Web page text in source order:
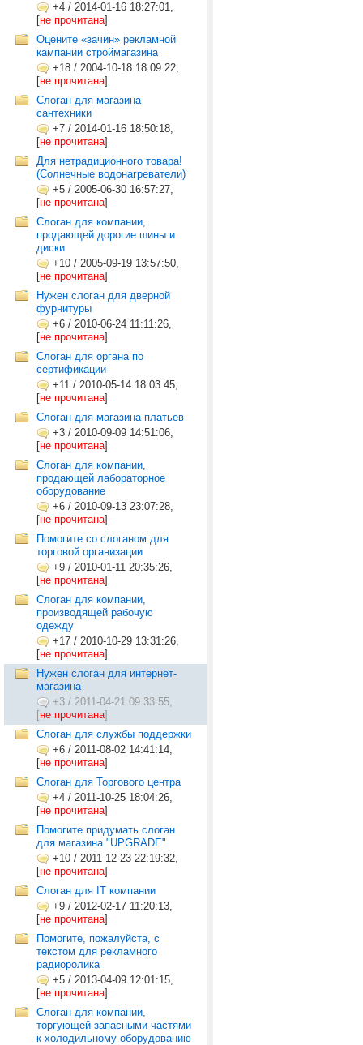
+4 / 2014-01-16 18:27:01,
[не прочитана]
Оцените «зачин» рекламной
кампании строймагазина
+18 / 2004-10-18 18:09:22,
[не прочитана]
Слоган для магазина
сантехники
+7 / 2014-01-16 18:50:18,
[не прочитана]
Для нетрадиционного товара!
(Солнечные водонагреватели)
+5 / 2005-06-30 16:57:27,
[не прочитана]
Слоган для компании,
продающей дорогие шины и
диски
+10 / 2005-09-19 13:57:50,
[не прочитана]
Нужен слоган для дверной
фурнитуры
+6 / 2010-06-24 11:11:26,
[не прочитана]
Слоган для органа по
сертификации
+11 / 2010-05-14 18:03:45,
[не прочитана]
Слоган для магазина платьев
+3 / 2010-09-09 14:51:06,
[не прочитана]
Слоган для компании,
продающей лабораторное
оборудование
+6 / 2010-09-13 23:07:28,
[не прочитана]
Помогите со слоганом для
торговой организации
+9 / 2010-01-11 20:35:26,
[не прочитана]
Слоган для компании,
производящей рабочую
одежду
+17 / 2010-10-29 13:31:26,
[не прочитана]
Нужен слоган для интернет-
магазина
+3 / 2011-04-21 09:33:55,
[не прочитана]
Слоган для службы поддержки
+6 / 2011-08-02 14:41:14,
[не прочитана]
Слоган для Торгового центра
+4 / 2011-10-25 18:04:26,
[не прочитана]
Помогите придумать слоган
для магазина "UPGRADE"
+10 / 2011-12-23 22:19:32,
[не прочитана]
Слоган для IT компании
+9 / 2012-02-17 11:20:13,
[не прочитана]
Помогите, пожалуйста, с
текстом для рекламного
радиоролика
+5 / 2013-04-09 12:01:15,
[не прочитана]
Слоган для компании,
торгующей запасными частями
к холодильному оборудованию